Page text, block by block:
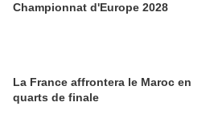
Championnat d'Europe 2028
La France affrontera le Maroc en
quarts de finale